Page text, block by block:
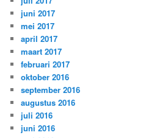
juni 2017
mei 2017
april 2017
maart 2017
februari 2017
oktober 2016
september 2016
augustus 2016
juli 2016
juni 2016